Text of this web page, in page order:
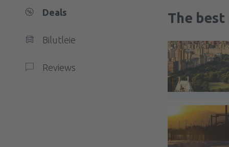
Deals
Bilutleie
Reviews
The